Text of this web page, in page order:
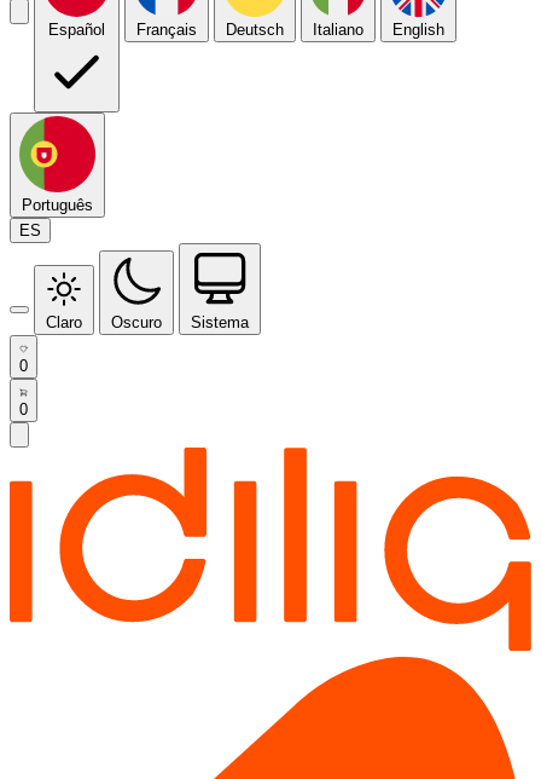
Español Français Deutsch Italiano English
Português
ES
Claro Oscuro Sistema
0
0